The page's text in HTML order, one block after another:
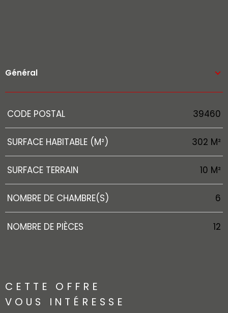
Général
Caractérisque
CODE POSTAL 39460
SURFACE HABITABLE (M²) 302 M²
SURFACE TERRAIN 10 M²
NOMBRE DE CHAMBRE(S) 6
NOMBRE DE PIÈCES 12
CETTE OFFRE
VOUS INTÉRESSE